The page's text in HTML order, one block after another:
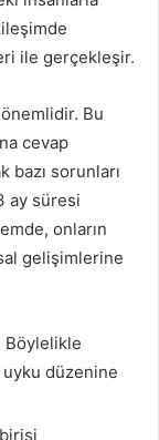
ile gerçekleşir.
Bu
cevap
sorunları
ay süresi
onların
gelişimlerine
Böylelikle
düzenine